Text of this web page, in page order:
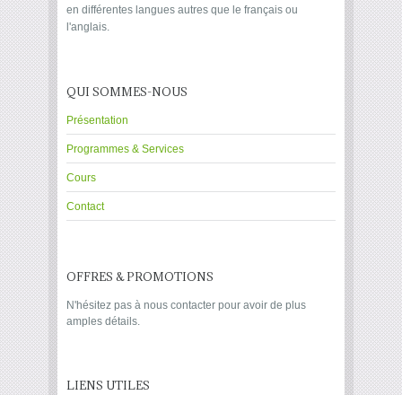
en différentes langues autres que le français ou
l'anglais.
QUI SOMMES-NOUS
Présentation
Programmes & Services
Cours
Contact
OFFRES & PROMOTIONS
N'hésitez pas à nous contacter pour avoir de plus
amples détails.
LIENS UTILES